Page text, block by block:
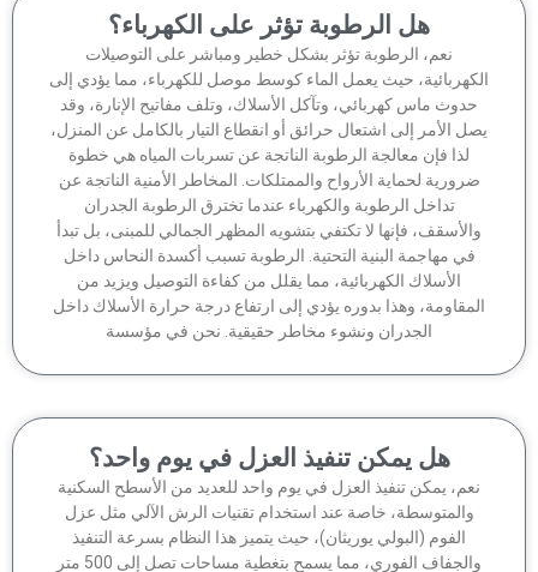
هل الرطوبة تؤثر على الكهرباء؟
نعم، الرطوبة تؤثر بشكل خطير ومباشر على التوصيلات
حيث يعمل الماء كوسط موصل للكهرباء، مما يؤدي إلى
حدوث ماس كهربائي، وتآكل الأسلاك، وتلف مفاتيح الإنارة، وقد
الأمر إلى اشتعال حرائق أو انقطاع التيار بالكامل عن المنزل،
لذا فإن معالجة الرطوبة الناتجة عن تسربات المياه هي خطوة
لحماية الأرواح والممتلكات. المخاطر الأمنية الناتجة عن
تداخل الرطوبة والكهرباء عندما تخترق الرطوبة الجدران
فإنها لا تكتفي بتشويه المظهر الجمالي للمبنى، بل تبدأ
في مهاجمة البنية التحتية. الرطوبة تسبب أكسدة النحاس داخل
الأسلاك الكهربائية، مما يقلل من كفاءة التوصيل ويزيد من
وهذا بدوره يؤدي إلى ارتفاع درجة حرارة الأسلاك داخل
الجدران ونشوء مخاطر حقيقية. نحن في مؤسسة
هل يمكن تنفيذ العزل في يوم واحد؟
يمكن تنفيذ العزل في يوم واحد للعديد من الأسطح السكنية
والمتوسطة، خاصة عند استخدام تقنيات الرش الآلي مثل عزل
الفوم (البولي يوريثان)، حيث يتميز هذا النظام بسرعة التنفيذ
والجفاف الفوري، مما يسمح بتغطية مساحات تصل إلى 500 متر